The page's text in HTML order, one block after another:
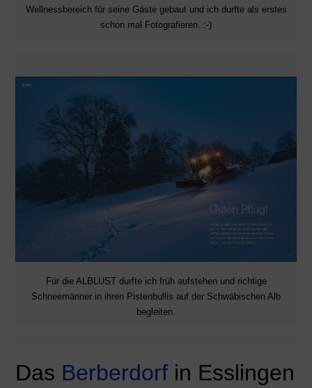
Wellnessbereich für seine Gäste gebaut und ich durfte als erstes
schon mal Fotografieren. :-)
Für die ALBLUST durfte ich früh aufstehen und richtige
Schneemänner in ihren Pistenbullis auf der Schwäbischen Alb
begleiten.
Das Berberdorfin Esslingen